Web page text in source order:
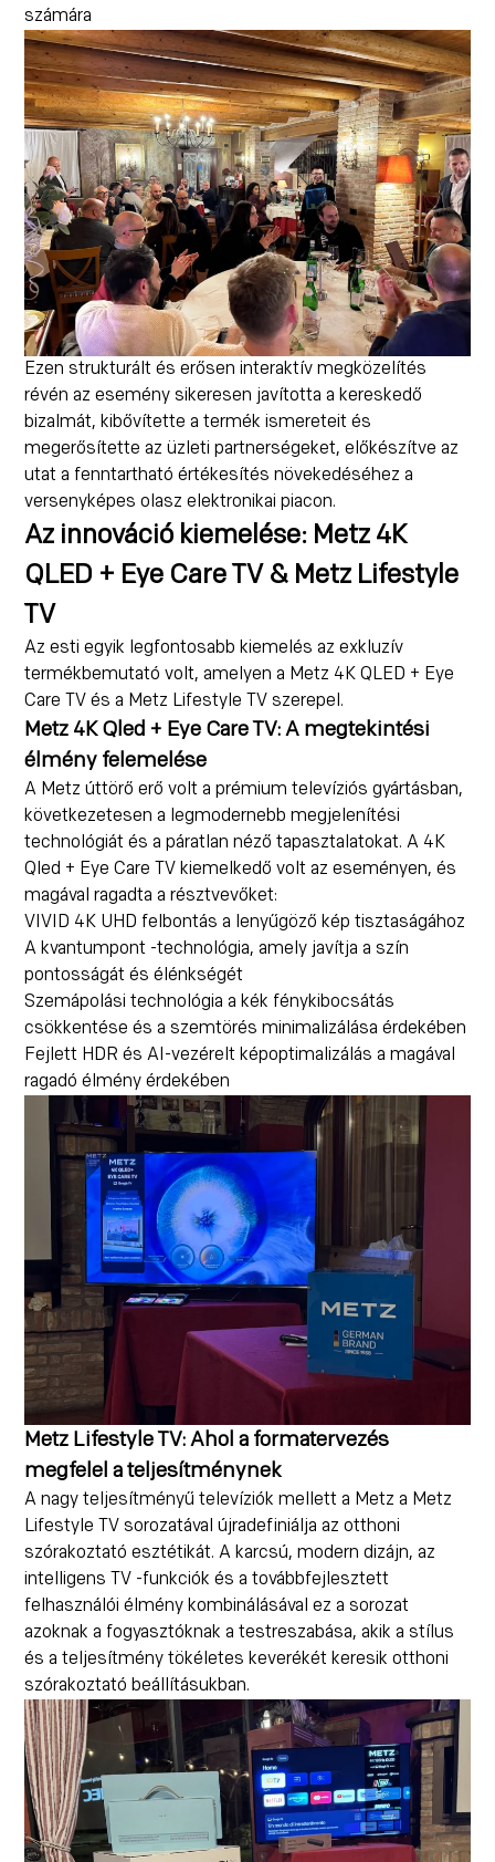
számára
Ezen strukturált és erősen interaktív megközelítés
révén az esemény sikeresen javította a kereskedő
bizalmát, kibővítette a termék ismereteit és
megerősítette az üzleti partnerségeket, előkészítve az
utat a fenntartható értékesítés növekedéséhez a
versenyképes olasz elektronikai piacon.
Az innováció kiemelése: Metz 4K
QLED + Eye Care TV & Metz Lifestyle
TV
Az esti egyik legfontosabb kiemelés az exkluzív
termékbemutató volt, amelyen a Metz 4K QLED + Eye
Care TV és a Metz Lifestyle TV szerepel.
Metz 4K Qled + Eye Care TV: A megtekintési
élmény felemelése
A Metz úttörő erő volt a prémium televíziós gyártásban,
következetesen a legmodernebb megjelenítési
technológiát és a páratlan néző tapasztalatokat. A 4K
Qled + Eye Care TV kiemelkedő volt az eseményen, és
magával ragadta a résztvevőket:
VIVID 4K UHD felbontás a lenyűgöző kép tisztaságához
A kvantumpont -technológia, amely javítja a szín
pontosságát és élénkségét
Szemápolási technológia a kék fénykibocsátás
csökkentése és a szemtörés minimalizálása érdekében
Fejlett HDR és AI-vezérelt képoptimalizálás a magával
ragadó élmény érdekében
Metz Lifestyle TV: Ahol a formatervezés
megfelel a teljesítménynek
A nagy teljesítményű televíziók mellett a Metz a Metz
Lifestyle TV sorozatával újradefiniálja az otthoni
szórakoztató esztétikát. A karcsú, modern dizájn, az
intelligens TV -funkciók és a továbbfejlesztett
felhasználói élmény kombinálásával ez a sorozat
azoknak a fogyasztóknak a testreszabása, akik a stílus
és a teljesítmény tökéletes keverékét keresik otthoni
szórakoztató beállításukban.